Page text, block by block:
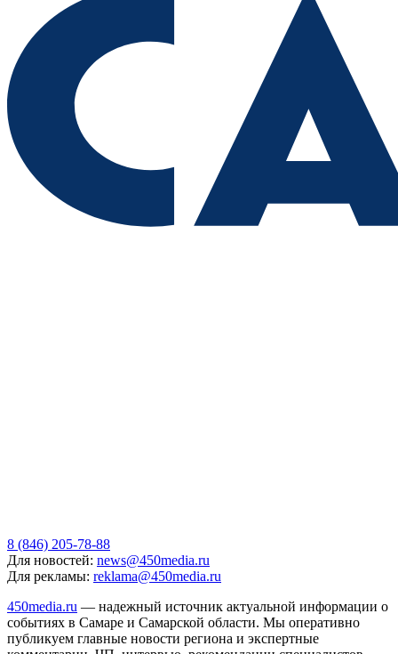
8 (846) 205-78-88
Для новостей: news@450media.ru
Для рекламы: reklama@450media.ru
450media.ru — надежный источник актуальной информации о
событиях в Самаре и Самарской области. Мы оперативно
публикуем главные новости региона и экспертные